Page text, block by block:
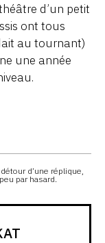
d’un petit
ont tous
au tournant)
une année
d’une réplique,
par hasard.